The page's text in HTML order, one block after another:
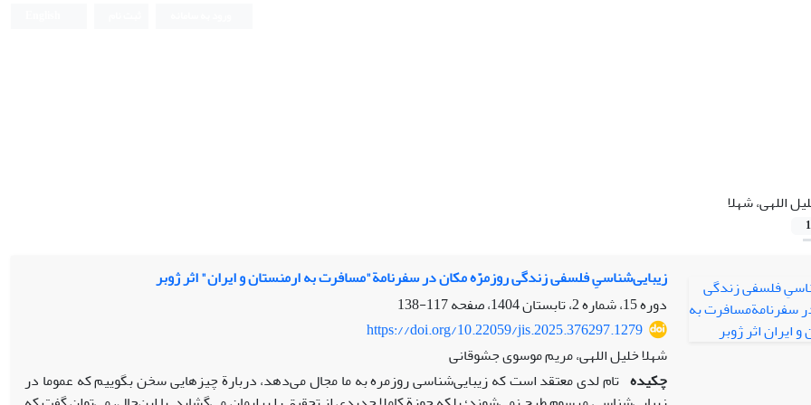
اللهی، شهلا
1
زیبایی‌شناسیِ فلسفی زندگی روزمرّه مکان در سفرنامة"مسافرت به ارمنستان و ایران" اثر ژوبر
دوره 15، شماره 2، تابستان 1404، صفحه
117-138
https://doi.org/10.22059/jis.2025.376297.1279
شهلا خلیل اللهی، مریم موسوی جشوقانی
چکیده تام لدی معتقد است که زیبایی‌شناسی روزمره به ما مجال می‌دهد، دربارة چیزهایی سخن بگوییم که عموما در